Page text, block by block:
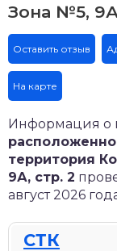
Зона №5,
Оставить отзыв
На карте
Информация о
территория
9А, стр. 2
август 2026
СТК